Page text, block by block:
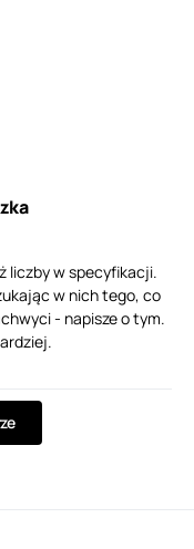
liczby w specyfikacji.
w nich tego, co
- napisze o tym.